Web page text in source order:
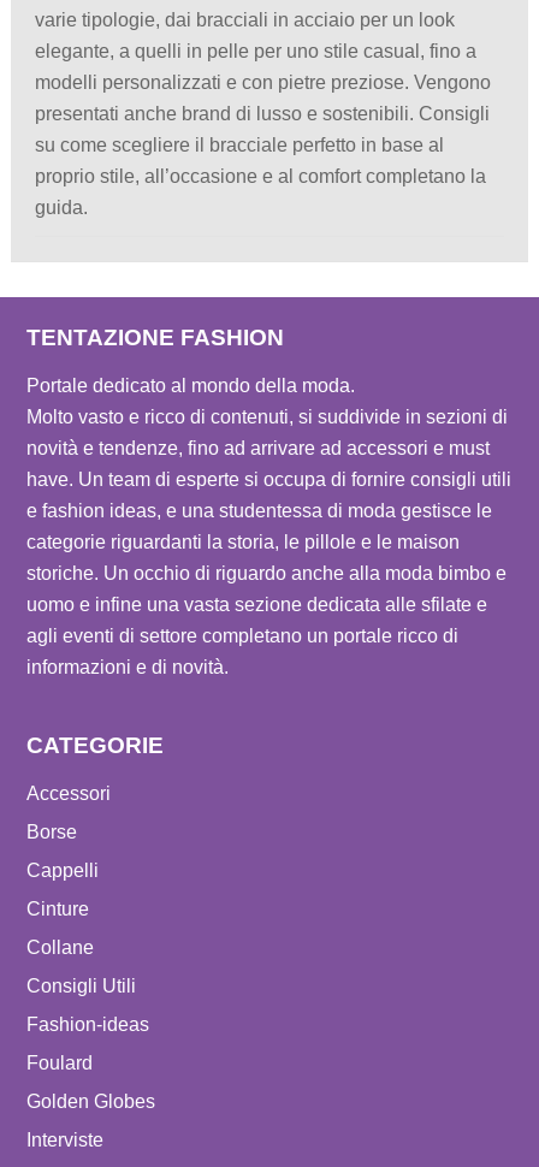
varie tipologie, dai bracciali in acciaio per un look
elegante, a quelli in pelle per uno stile casual, fino a
modelli personalizzati e con pietre preziose. Vengono
presentati anche brand di lusso e sostenibili. Consigli
su come scegliere il bracciale perfetto in base al
proprio stile, all’occasione e al comfort completano la
guida.
TENTAZIONE FASHION
Portale dedicato al mondo della moda.
Molto vasto e ricco di contenuti, si suddivide in sezioni di
novità e tendenze, fino ad arrivare ad accessori e must
have. Un team di esperte si occupa di fornire consigli utili
e fashion ideas, e una studentessa di moda gestisce le
categorie riguardanti la storia, le pillole e le maison
storiche. Un occhio di riguardo anche alla moda bimbo e
uomo e infine una vasta sezione dedicata alle sfilate e
agli eventi di settore completano un portale ricco di
informazioni e di novità.
CATEGORIE
Accessori
Borse
Cappelli
Cinture
Collane
Consigli Utili
Fashion-ideas
Foulard
Golden Globes
Interviste